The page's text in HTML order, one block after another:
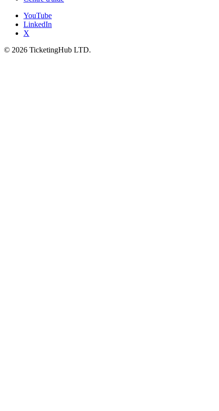
YouTube
LinkedIn
X
© 2026 TicketingHub LTD.